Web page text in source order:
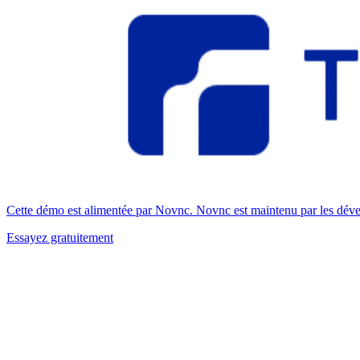
Cette démo est alimentée par Novnc. Novnc est maintenu par les
Essayez gratuitement